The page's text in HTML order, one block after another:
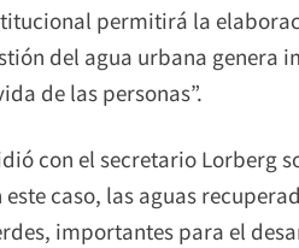
permitirá la
del agua urbana
de las personas”.
con el secretario Lorberg
este caso, las aguas
importantes para el